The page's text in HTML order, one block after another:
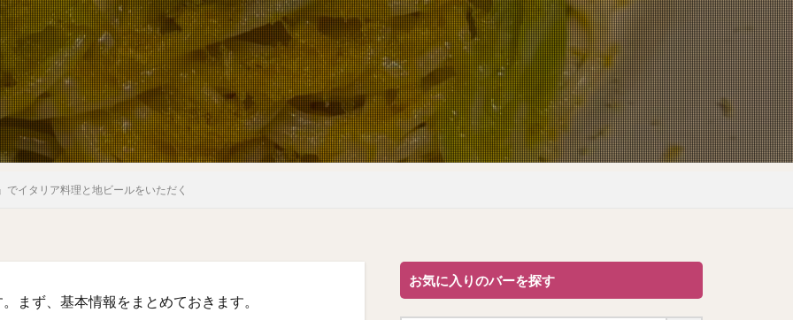
でイタリア料理と地ビールをいただく
まず、基本情報をまとめておきます。
お気に入りのバーを探す